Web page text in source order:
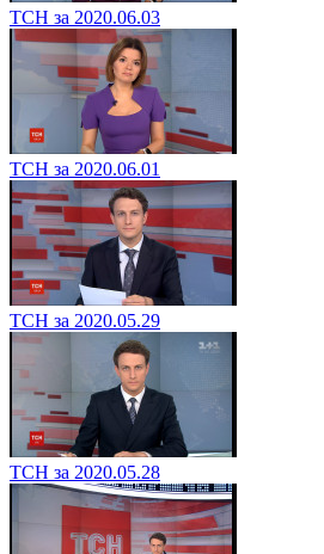
ТСН за 2020.06.03
ТСН за 2020.06.01
ТСН за 2020.05.29
ТСН за 2020.05.28